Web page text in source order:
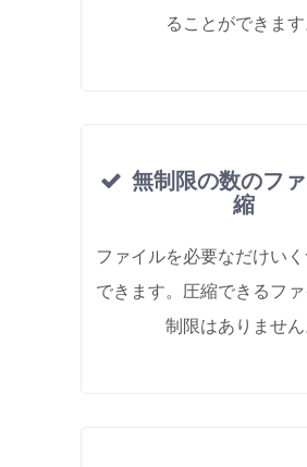
ることができます
無制限の数のフ
縮
ファイルを必要なだけい
できます。圧縮できるフ
制限はありません